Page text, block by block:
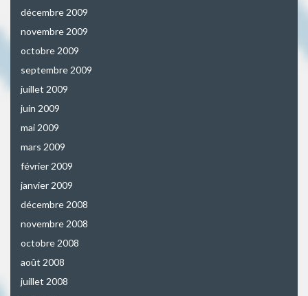
décembre 2009
novembre 2009
octobre 2009
septembre 2009
juillet 2009
juin 2009
mai 2009
mars 2009
février 2009
janvier 2009
décembre 2008
novembre 2008
octobre 2008
août 2008
juillet 2008